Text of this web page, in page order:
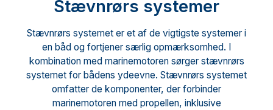
Stævnrørs systemer
Stævnrørs systemet er et af de vigtigste systemer i
en båd og fortjener særlig opmærksomhed. I
kombination med marinemotoren sørger stævnrørs
systemet for bådens ydeevne. Stævnrørs systemet
omfatter de komponenter, der forbinder
marinemotoren med propellen, inklusive